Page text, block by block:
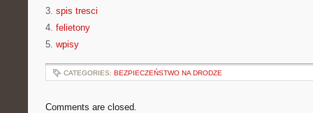
3. spis tresci
4. felietony
5. wpisy
CATEGORIES: BEZPIECZEŃSTWO NA DRODZE
Comments are closed.